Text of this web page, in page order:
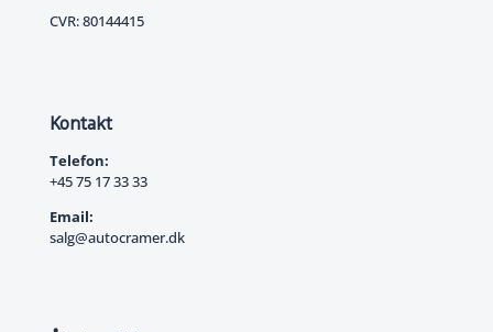
CVR: 80144415
Kontakt
Telefon:
+45 75 17 33 33
Email:
salg@autocramer.dk